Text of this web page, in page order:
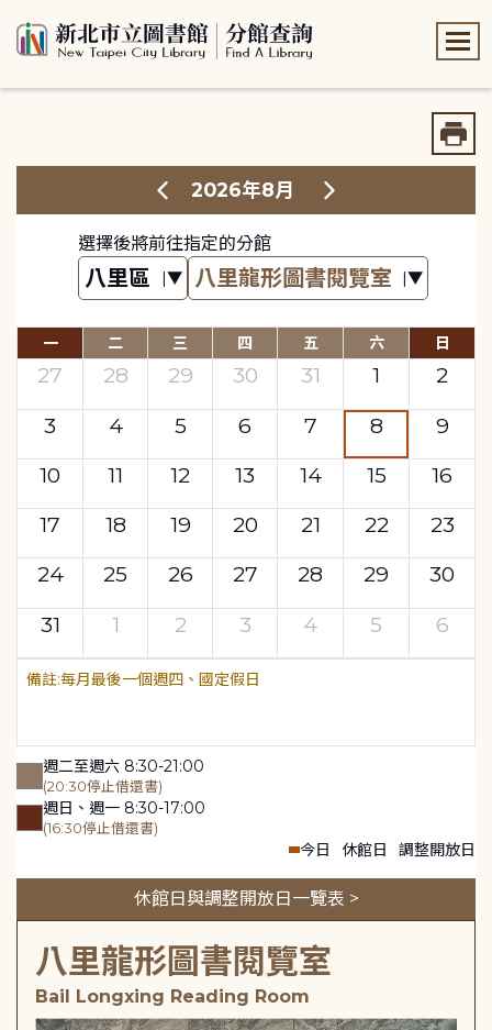
2026年8月
選擇後將前往指定的分館
一 二 三 四 五 六 日
27 28 29 30 31 1
2
3
4 5 6 7 8
9
10
11 12 13 14 15
16
17
18 19 20 21 22
23
24
25 26 27 28 29
30
31
1 2 3 4 5 6
每月最後一個週四、國定假日
週二至週六 8:30-21:00
(20:30停止借還書)
週日、週一 8:30-17:00
(16:30停止借還書)
今日 休館日 調整開放日
休館日與調整開放日一覽表 >
八里龍形圖書閱覽室
Bail Longxing Reading Room